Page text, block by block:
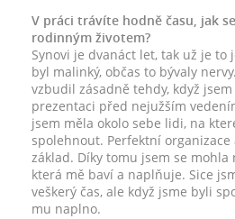
V práci trávíte hodně času, jak
rodinným životem?
Synovi je dvanáct let, tak už je to
byl malinký, občas to bývaly
vzbudil zásadně tehdy, když
prezentaci před nejužším
jsem měla okolo sebe lidi, na
spolehnout. Perfektní
základ. Díky tomu jsem se
která mě baví a naplňuje. Sice
veškerý čas, ale když jsme byli
mu naplno.